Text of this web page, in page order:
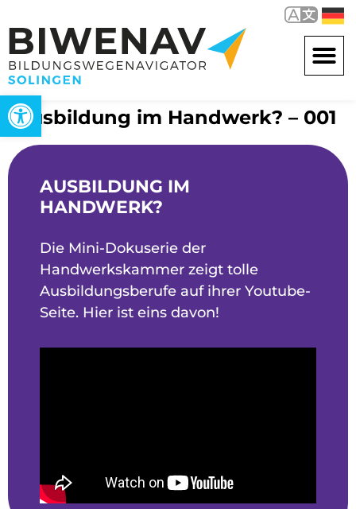
Werkzeugleiste öffnen
Ausbildung im Handwerk? – 001
AUSBILDUNG IM
HANDWERK?
Die Mini-Dokuserie der
Handwerkskammer zeigt tolle
Ausbildungsberufe auf ihrer Youtube-
Seite. Hier ist eins davon!